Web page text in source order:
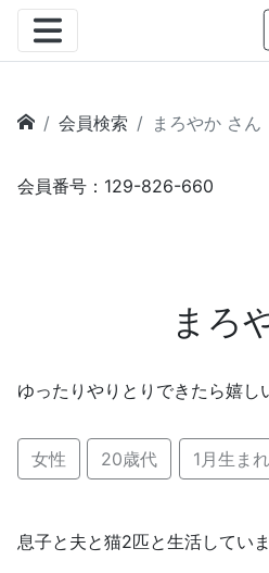
会員検索 まろやか さん
会員番号：129-826-660
まろ
ゆったりやりとりできたら嬉し
女性 20歳代 1月生まれ
息子と夫と猫2匹と生活していま